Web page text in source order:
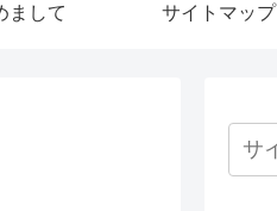
まして サイトマップ